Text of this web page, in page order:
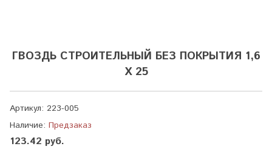
ГВОЗДЬ СТРОИТЕЛЬНЫЙ БЕЗ ПОКРЫТИЯ 1,6
Х 25
Артикул: 223-005
Наличие: Предзаказ
123.42 руб.